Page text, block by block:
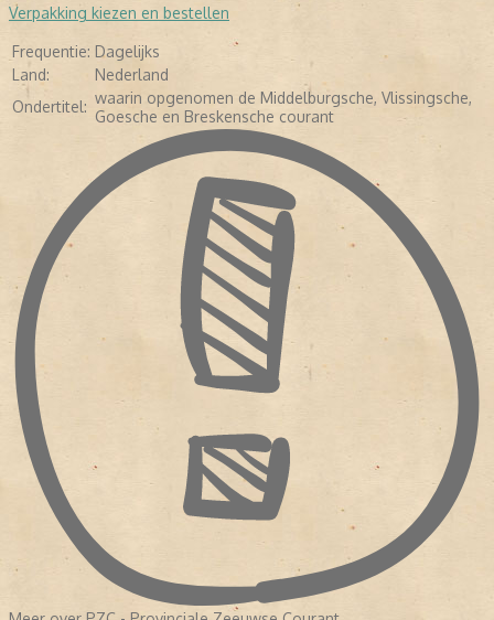
voor Zeeland, 1945) in 1946 en in 1998 kwam daar ook
deZierikzeesche Nieuwsbodebij. Dit was de voorloper van
de Zierikzeesche Courant die voor het eerst in 1797 was
verschenen.
Het hoofdkantoor van deProviciale Zeeuwse Courantwas sinds
1940 in Vlissingen gevestigd. In 2003 verhuisde het kantoor naar
Goes. Tegenwoordig is Vlissingen weer de thuishaven van de
Verpakking kiezen en bestellen
Frequentie: Dagelijks
Land:
Nederland
Ondertitel: waarin opgenomen de Middelburgsche, Vlissingsche,
Goesche en Breskensche courant